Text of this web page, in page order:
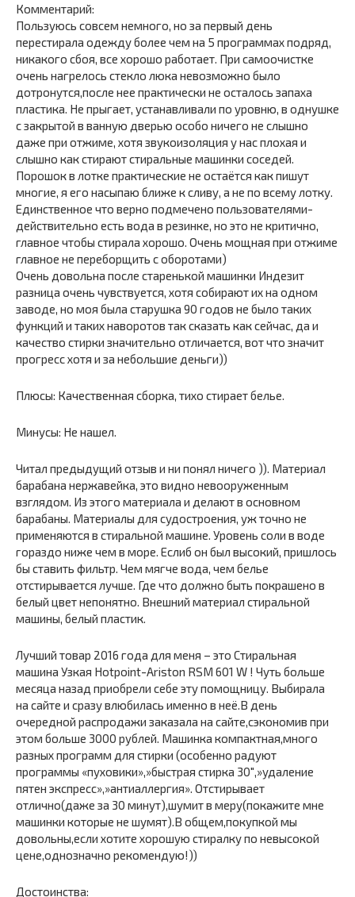
Комментарий:
Пользуюсь совсем немного, но за первый день
перестирала одежду более чем на 5 программах подряд,
никакого сбоя, все хорошо работает. При самоочистке
очень нагрелось стекло люка невозможно было
дотронутся,после нее практически не осталось запаха
пластика. Не прыгает, устанавливали по уровню, в однушке
с закрытой в ванную дверью особо ничего не слышно
даже при отжиме, хотя звукоизоляция у нас плохая и
слышно как стирают стиральные машинки соседей.
Порошок в лотке практические не остаётся как пишут
многие, я его насыпаю ближе к сливу, а не по всему лотку.
Единственное что верно подмечено пользователями-
действительно есть вода в резинке, но это не критично,
главное чтобы стирала хорошо. Очень мощная при отжиме
главное не переборщить с оборотами)
Очень довольна после старенькой машинки Индезит
разница очень чувствуется, хотя собирают их на одном
заводе, но моя была старушка 90 годов не было таких
функций и таких наворотов так сказать как сейчас, да и
качество стирки значительно отличается, вот что значит
прогресс хотя и за небольшие деньги))
Плюсы: Качественная сборка, тихо стирает белье.
Минусы: Не нашел.
Читал предыдущий отзыв и ни понял ничего )). Материал
барабана нержавейка, это видно невооруженным
взглядом. Из этого материала и делают в основном
барабаны. Материалы для судостроения, уж точно не
применяются в стиральной машине. Уровень соли в воде
гораздо ниже чем в море. Еслиб он был высокий, пришлось
бы ставить фильтр. Чем мягче вода, чем белье
отстирывается лучше. Где что должно быть покрашено в
белый цвет непонятно. Внешний материал стиральной
машины, белый пластик.
Лучший товар 2016 года для меня – это Стиральная
машина Узкая Hotpoint-Ariston RSM 601 W ! Чуть больше
месяца назад приобрели себе эту помощницу. Выбирала
на сайте и сразу влюбилась именно в неё.В день
очередной распродажи заказала на сайте,сэкономив при
этом больше 3000 рублей. Машинка компактная,много
разных программ для стирки (особенно радуют
программы «пуховики»,»быстрая стирка 30″,»удаление
пятен экспресс»,»антиаллергия». Отстирывает
отлично(даже за 30 минут),шумит в меру(покажите мне
машинки которые не шумят).В общем,покупкой мы
довольны,если хотите хорошую стиралку по невысокой
цене,однозначно рекомендую!))
Достоинства: